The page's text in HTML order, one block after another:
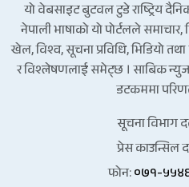
यो वेबसाइट बुटवल टुडे राष्ट्रिय
नेपाली भाषाको यो पोर्टलले समाचार,
खेल, विश्व, सूचना प्रविधि, भिडियो
र विश्लेषणलाई समेट्छ । साबिक
डटकममा
सूचना विभाग
प्रेस काउन्सिल
फोन:०७१-